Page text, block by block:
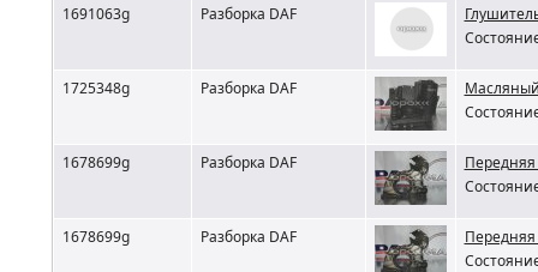
1691063g Разборка DAF
1725348g Разборка DAF
1678699g Разборка DAF
1678699g Разборка DAF